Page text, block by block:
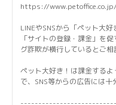
https://
LINEやSNSから「ペット大好
「サイトの登録・課金」を
グ詐欺が横行しているとご相
ペット大好き！は課金する
で、SNS等からの広告には十